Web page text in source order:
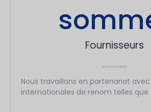
Fournisseurs
Nous travaillons en partenariat
internationales de renom telles que